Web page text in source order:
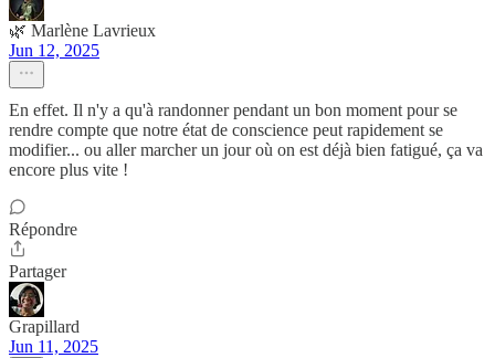
🌿 Marlène Lavrieux
Jun 12, 2025
En effet. Il n'y a qu'à randonner pendant un bon moment pour se
rendre compte que notre état de conscience peut rapidement se
modifier... ou aller marcher un jour où on est déjà bien fatigué, ça va
encore plus vite !
Répondre
Partager
Grapillard
Jun 11, 2025